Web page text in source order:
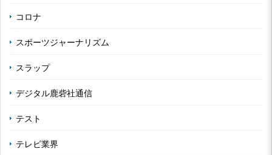
コロナ
スポーツジャーナリズム
スラップ
デジタル鹿砦社通信
テスト
テレビ業界